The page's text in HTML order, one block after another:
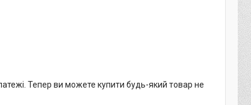
Тепер ви можете купити будь-який товар не